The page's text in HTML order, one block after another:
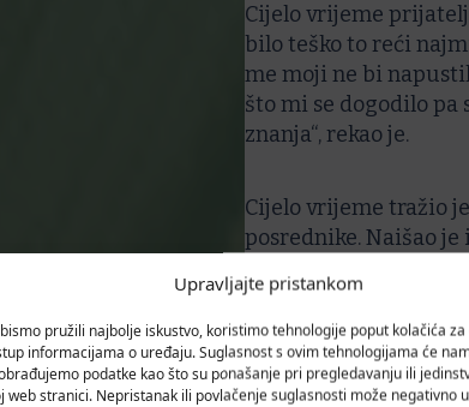
Upravljajte pristankom
pružili najbolje iskustvo, koristimo tehnologije poput kolačića
informacijama o uređaju. Suglasnost s ovim tehnologijama će
podatke kao što su ponašanje pri pregledavanju ili
web stranici. Nepristanak ili povlačenje suglasnosti može negativno
Cijelo vrijeme
bilo teško to reći
me moji ne bi
što mi se dogodilo pa
znanja“, rekao je.
Cijelo vrijeme tražio
posrednike. Naišao
podržavao u
ću nekome dati svoje
govorili da nemam
gore jer će me
ljudi, vidio da BeOn